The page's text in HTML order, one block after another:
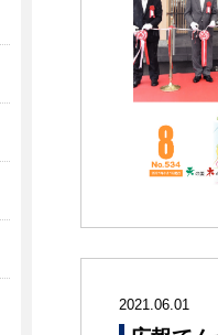
2021.06.01